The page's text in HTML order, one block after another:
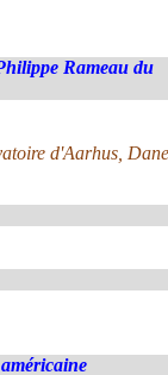
Rameau du
d'Aarhus,